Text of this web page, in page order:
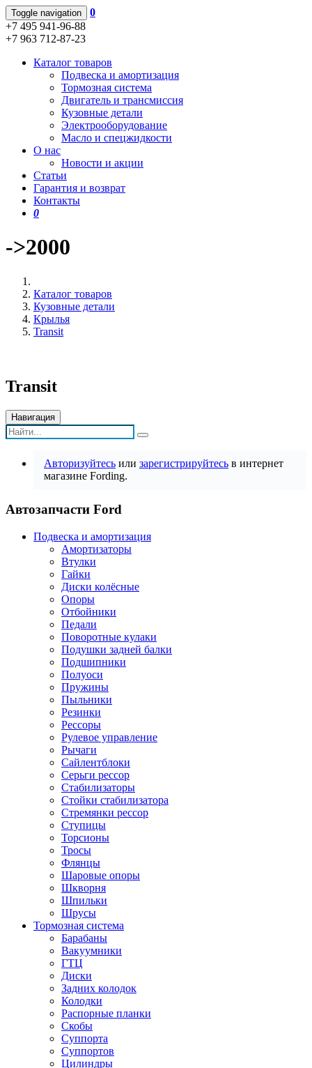
Toggle navigation
0
+7 495 941-96-88
+7 963 712-87-23
Каталог товаров
Подвеска и амортизация
Тормозная система
Двигатель и трансмиссия
Кузовные детали
Электрооборудование
Масло и спецжидкости
О нас
Новости и акции
Статьи
Гарантия и возврат
Контакты
0
->2000
Каталог товаров
Кузовные детали
Крылья
Transit
Transit
Навигация
Авторизуйтесь или зарегистрируйтесь в интернет
магазине Fording.
Автозапчасти Ford
Подвеска и амортизация
Амортизаторы
Втулки
Гайки
Диски колёсные
Опоры
Отбойники
Педали
Поворотные кулаки
Подушки задней балки
Подшипники
Полуоси
Пружины
Пыльники
Резинки
Рессоры
Рулевое управление
Рычаги
Сайлентблоки
Серьги рессор
Стабилизаторы
Стойки стабилизатора
Стремянки рессор
Ступицы
Торсионы
Тросы
Флянцы
Шаровые опоры
Шкворня
Шпильки
Шрусы
Тормозная система
Барабаны
Вакуумники
ГТЦ
Диски
Задних колодок
Колодки
Распорные планки
Скобы
Суппорта
Суппортов
Цилиндры